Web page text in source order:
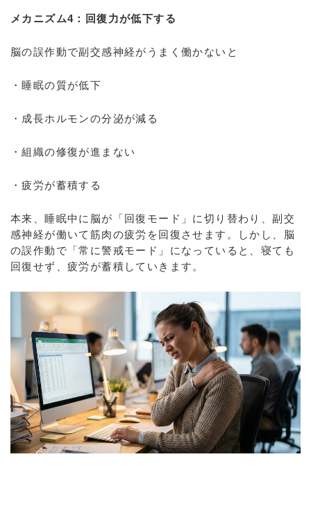
メカニズム4：回復力が低下する
脳の誤作動で副交感神経がうまく働かないと
・睡眠の質が低下
・成長ホルモンの分泌が減る
・組織の修復が進まない
・疲労が蓄積する
本来、睡眠中に脳が「回復モード」に切り替わり、副交
感神経が働いて筋肉の疲労を回復させます。しかし、脳
の誤作動で「常に警戒モード」になっていると、寝ても
回復せず、疲労が蓄積していきます。